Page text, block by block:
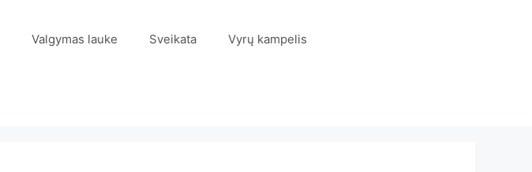
Valgymas lauke Sveikata Vyrų kampelis